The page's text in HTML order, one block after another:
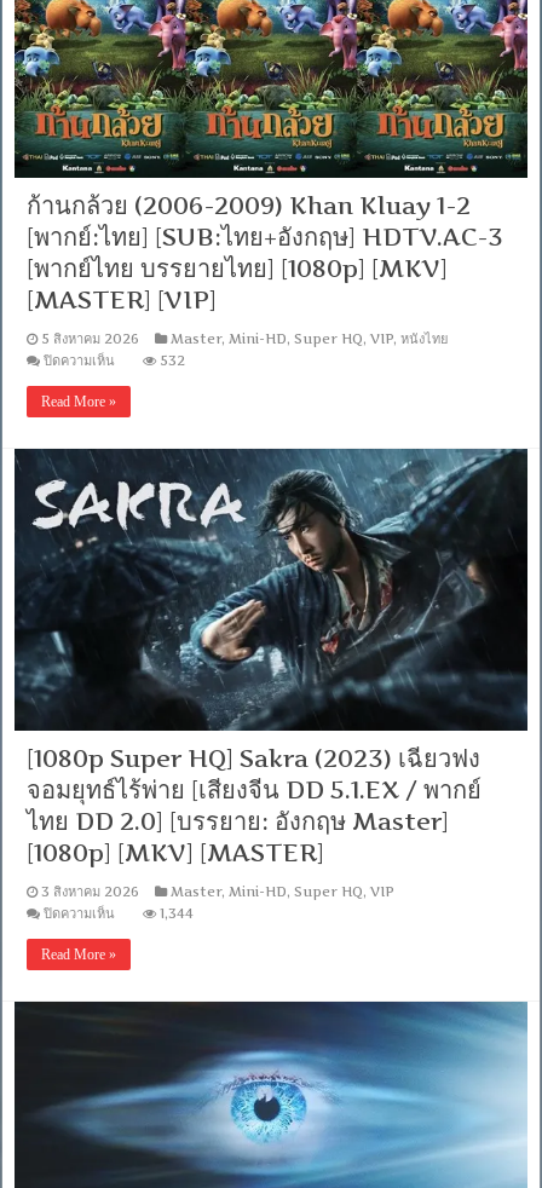
มาร
สวม
ปราด้
า
[เสียง
อังกฤษ
DTS:
5.1
/
พากย์
ไทย
DD
5.1
Blu-
Master]
ไทย-
อังกฤษ
Master]
[MKV]
[MASTER]
ก้านกล้วย (2006-2009) Khan Kluay 1-2
[พากย์:ไทย] [SUB:ไทย+อังกฤษ] HDTV.AC-3
[พากย์ไทย บรรยายไทย] [1080p] [MKV]
[MASTER] [VIP]
5 สิงหาคม 2026 Master,Mini-HD,Super HQ,VIP,หนังไทย
ปิดความเห็นบน
กล้วย
(2006-
Kluay
1-
2
[พากย์:ไทย]
[SUB:ไทย+อังกฤษ]
HDTV.AC-
[พากย์
บรรยาย
ไทย]
[1080p]
532
Read More »
[1080p Super HQ] Sakra (2023) เฉียวฟง
จอมยุทธ์ไร้พ่าย [เสียงจีน DD 5.1.EX / พากย์
ไทย DD 2.0] [บรรยาย: อังกฤษ Master]
[1080p] [MKV] [MASTER]
3 สิงหาคม 2026 Master,Mini-HD,Super HQ,VIP
ปิดความเห็นบน
HQ]
(2023)
ยุทธ์
ไร้
[เสียง
1,344
Read More »